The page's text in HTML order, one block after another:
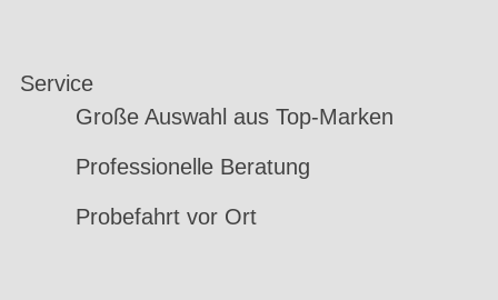
Service
Große Auswahl aus Top-Marken
Professionelle Beratung
Probefahrt vor Ort